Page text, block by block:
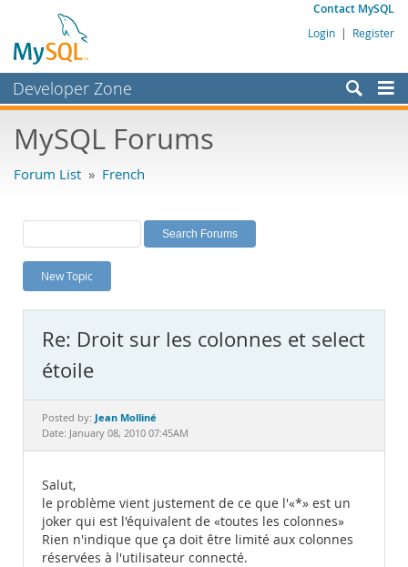
Contact MySQL
Login | Register
Developer Zone
Bugs
Labs
Planet MySQL
News and Events
MySQL.com
Downloads
Documentation
MySQL Forums
Forum List » French
New Topic
Re: Droit sur les colonnes et select
étoile
Posted by: Jean Molliné
Date: January 08, 2010 07:45AM
Salut,
le problème vient justement de ce que l'«*» est un
joker qui est l'équivalent de «toutes les colonnes»
Rien n'indique que ça doit être limité aux colonnes
réservées à l'utilisateur connecté.